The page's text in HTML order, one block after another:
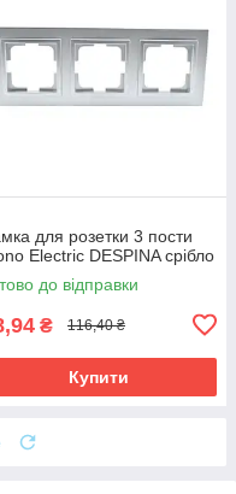
для розетки 3 пости
Electric DESPINA срібло
до відправки
₴ 116,40 ₴
Купити